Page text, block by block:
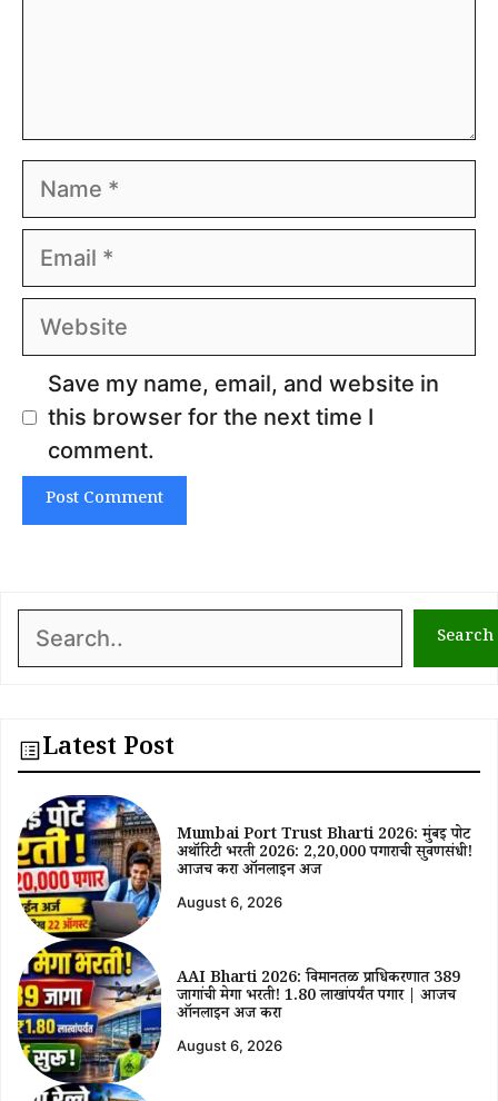
Name
Email
Website
Save my name, email, and website in
this browser for the next time I
comment.
Search Search
Latest Post
Mumbai Port Trust Bharti 2026: मुंबई पोर्ट
अथॉरिटी भरती 2026: ₹2,20,000 पगाराची सुवर्णसंधी!
आजच करा ऑनलाईन अर्ज
August 6, 2026
AAI Bharti 2026: विमानतळ प्राधिकरणात 389
जागांची मेगा भरती! ₹1.80 लाखांपर्यंत पगार | आजच
ऑनलाईन अर्ज करा
August 6, 2026